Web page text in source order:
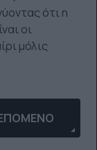
ότι η
οι
μόλις
IS BACK ΜΕ
ΆΡΘΡΟ: